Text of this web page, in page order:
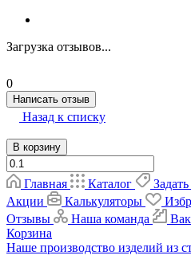
Загрузка отзывов...
0
Написать отзыв
Назад к списку
В корзину
Главная Каталог
Акции
Калькуляторы
Отзывы
Наша команда
Корзина
Наше производство изделий из